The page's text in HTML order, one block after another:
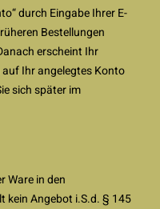
durch Eingabe Ihrer E-
Bestellungen
erscheint Ihr
Ihr angelegtes Konto
sich später im
Ware in den
kein Angebot i.S.d. § 145